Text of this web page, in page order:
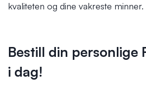
kvaliteten og dine vakreste minner.
Bestill din personlige
i dag!